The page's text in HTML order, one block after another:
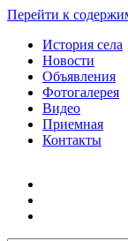
Перейти к
История села
Новости
Объявления
Фотогалерея
Видео
Приемная
Контакты